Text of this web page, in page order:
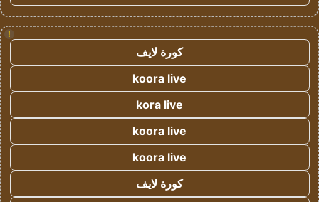
!
كورة لايف
koora live
kora live
koora live
koora live
كورة لايف